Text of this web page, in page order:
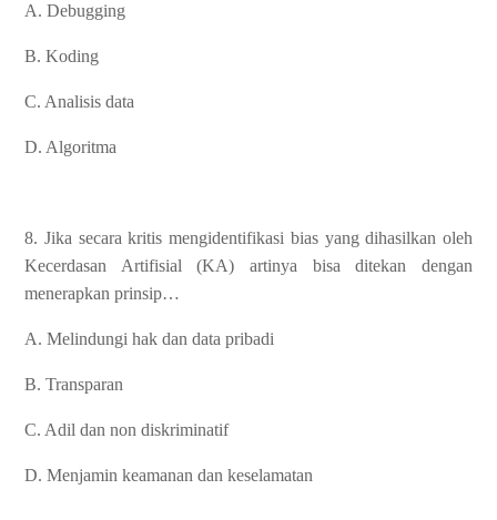
A. Debugging
B. Koding
C. Analisis data
D. Algoritma
8. Jika secara kritis mengidentifikasi bias yang dihasilkan oleh
Kecerdasan Artifisial (KA) artinya bisa ditekan dengan
menerapkan prinsip…
A. Melindungi hak dan data pribadi
B. Transparan
C. Adil dan non diskriminatif
D. Menjamin keamanan dan keselamatan